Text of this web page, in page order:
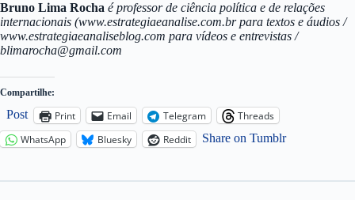
Bruno Lima Rocha é professor de ciência política e de relações
internacionais (www.estrategiaeanalise.com.br para textos e áudios /
www.estrategiaeanaliseblog.com para vídeos e entrevistas /
blimarocha@gmail.com
Compartilhe:
Post Print Email Telegram
Threads
WhatsApp
Bluesky Reddit Share on Tumblr